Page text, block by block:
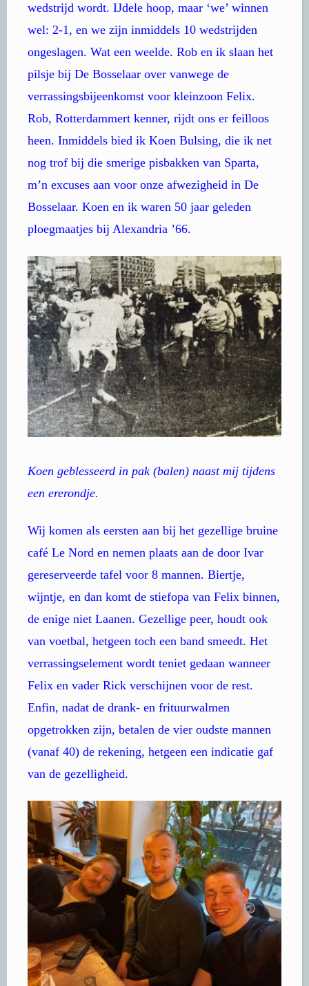
wedstrijd wordt. IJdele hoop, maar ‘we’ winnen
wel: 2-1, en we zijn inmiddels 10 wedstrijden
ongeslagen. Wat een weelde. Rob en ik slaan het
pilsje bij De Bosselaar over vanwege de
verrassingsbijeenkomst voor kleinzoon Felix.
Rob, Rotterdammert kenner, rijdt ons er feilloos
heen. Inmiddels bied ik Koen Bulsing, die ik net
nog trof bij die smerige pisbakken van Sparta,
m’n excuses aan voor onze afwezigheid in De
Bosselaar. Koen en ik waren 50 jaar geleden
ploegmaatjes bij Alexandria ’66.
Koen geblesseerd in pak (balen) naast mij tijdens
een ererondje.
Wij komen als eersten aan bij het gezellige bruine
café Le Nord en nemen plaats aan de door Ivar
gereserveerde tafel voor 8 mannen. Biertje,
wijntje, en dan komt de stiefopa van Felix binnen,
de enige niet Laanen. Gezellige peer, houdt ook
van voetbal, hetgeen toch een band smeedt. Het
verrassingselement wordt teniet gedaan wanneer
Felix en vader Rick verschijnen voor de rest.
Enfin, nadat de drank- en frituurwalmen
opgetrokken zijn, betalen de vier oudste mannen
(vanaf 40) de rekening, hetgeen een indicatie gaf
van de gezelligheid.